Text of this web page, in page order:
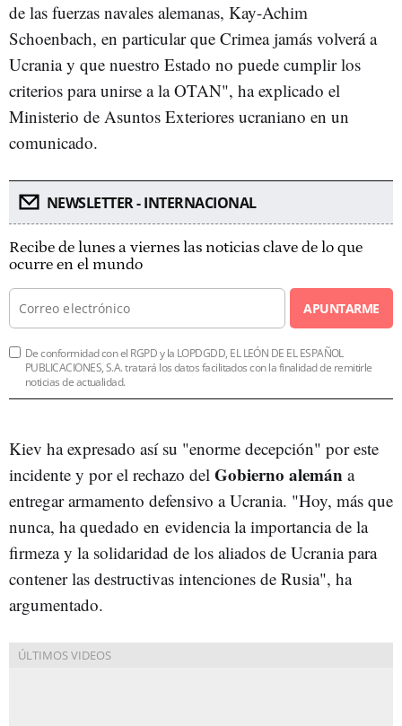
de las fuerzas navales alemanas, Kay-Achim
Schoenbach, en particular que Crimea jamás volverá a
Ucrania y que nuestro Estado no puede cumplir los
criterios para unirse a la OTAN", ha explicado el
Ministerio de Asuntos Exteriores ucraniano en un
comunicado.
NEWSLETTER - INTERNACIONAL
Recibe de lunes a viernes las noticias clave de lo que
ocurre en el mundo
APUNTARME
De conformidad con el RGPD y la LOPDGDD, EL LEÓN DE EL ESPAÑOL
PUBLICACIONES, S.A. tratará los datos facilitados con la finalidad de remitirle
noticias de actualidad.
Kiev ha expresado así su "enorme decepción" por este
incidente y por el rechazo del Gobierno alemán a
entregar armamento defensivo a Ucrania. "Hoy, más que
nunca, ha quedado en evidencia la importancia de la
firmeza y la solidaridad de los aliados de Ucrania para
contener las destructivas intenciones de Rusia", ha
argumentado.